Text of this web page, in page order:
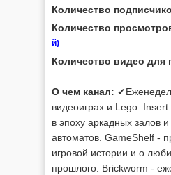
Количество
Количество
й)
Количество видео для
О чем канал:
видеоиграх и Lego.
в эпоху аркадных залов
автоматов. GameShelf -
игровой истории и о
прошлого. Brickworm -